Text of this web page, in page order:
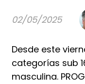
Desde este
categorías sub
masculina.
02/05/2025